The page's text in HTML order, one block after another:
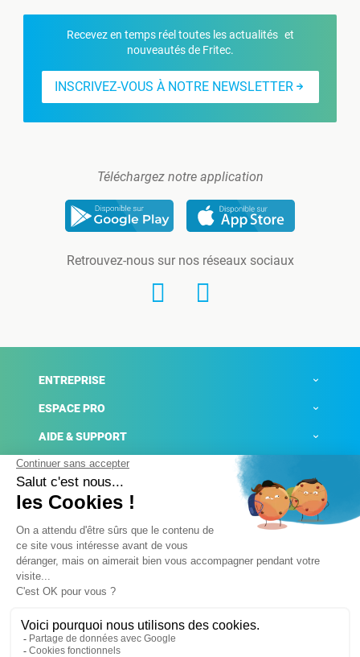
Recevez en temps réel toutes les actualités et
nouveautés de Fritec.
INSCRIVEZ-VOUS À NOTRE NEWSLETTER
Téléchargez notre application
Retrouvez-nous sur nos réseaux sociaux
ENTREPRISE
ESPACE PRO
AIDE & SUPPORT
ACTUALITÉS
Mentions légales
Conditions générales de ventes